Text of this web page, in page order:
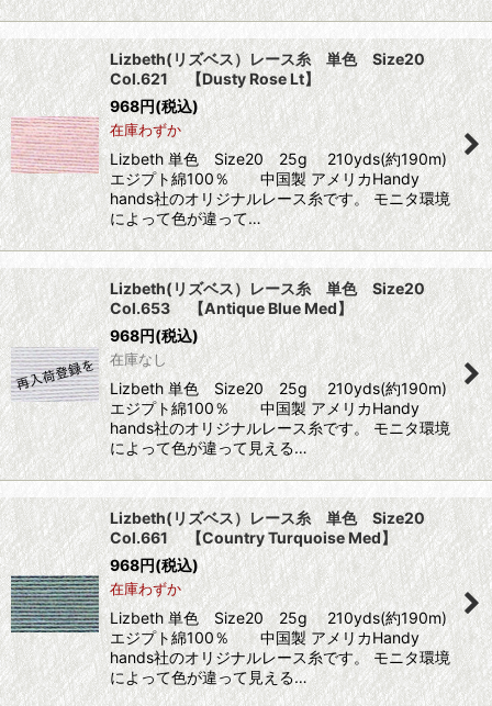
Lizbeth(リズベス）レース糸 単色 Size20
Col.621 【Dusty Rose Lt】
968円(税込)
在庫わずか
Lizbeth 単色 Size20 25g 210yds(約190m)
エジプト綿100％ 中国製 アメリカHandy
hands社のオリジナルレース糸です。 モニタ環境
によって色が違って…
Lizbeth(リズベス）レース糸 単色 Size20
Col.653 【Antique Blue Med】
968円(税込)
在庫なし
Lizbeth 単色 Size20 25g 210yds(約190m)
エジプト綿100％ 中国製 アメリカHandy
hands社のオリジナルレース糸です。 モニタ環境
によって色が違って見える…
Lizbeth(リズベス）レース糸 単色 Size20
Col.661 【Country Turquoise Med】
968円(税込)
在庫わずか
Lizbeth 単色 Size20 25g 210yds(約190m)
エジプト綿100％ 中国製 アメリカHandy
hands社のオリジナルレース糸です。 モニタ環境
によって色が違って見える…